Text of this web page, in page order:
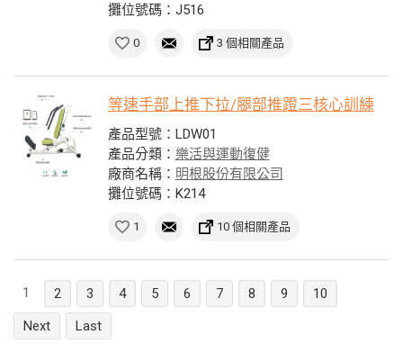
攤位號碼：J516
0 3 個相關產品
等速手部上推下拉/腿部推蹬三核心訓練
產品型號：LDW01
產品分類： 樂活與運動復健
廠商名稱： 明根股份有限公司
攤位號碼：K214
1 10 個相關產品
1 2 3 4 5 6 7 8 9
10
Next
Last